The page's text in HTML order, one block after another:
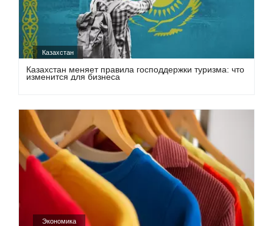
Казахстан
Казахстан меняет правила господдержки туризма: что
изменится для бизнеса
Экономика